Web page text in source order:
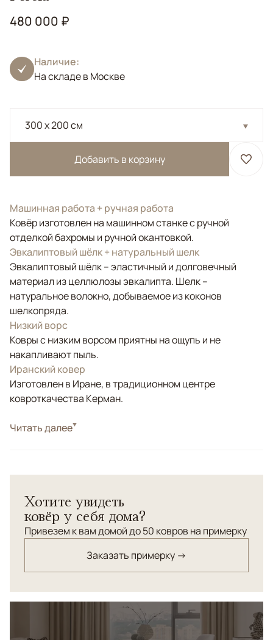
480 000 ₽
Наличие:
На складе в Москве
300 x 200 см
Добавить в корзину
Машинная работа + ручная работа
Ковёр изготовлен на машинном станке с ручной
отделкой бахромы и ручной окантовкой.
Эвкалиптовый шёлк + натуральный шелк
Эвкалиптовый шёлк – эластичный и долговечный
материал из целлюлозы эвкалипта. Шелк –
натуральное волокно, добываемое из коконов
шелкопряда.
Низкий ворс
Ковры с низким ворсом приятны на ощупь и не
накапливают пыль.
Иранский ковер
Изготовлен в Иране, в традиционном центре
ковроткачества Керман.
СтильКлассические
Иране, в традиционном центре ковроткачества
Керман. Производство осуществляется на
современном высокотехнологичном станке, что
узора. Важную роль играет ручной труд: бахрома и
окантовка выполняются вручную из натурального
шёлка. Завершает процесс профессиональная ручная
мойка, раскрывающая глубину красок. Коллекция
сочетает технологичность и традиционное
мастерство персидских ремесленников.
Читать далее
Хотите увидеть
ковёр у себя дома?
Привезем к вам домой до 50 ковров на примерку
Заказать примерку →